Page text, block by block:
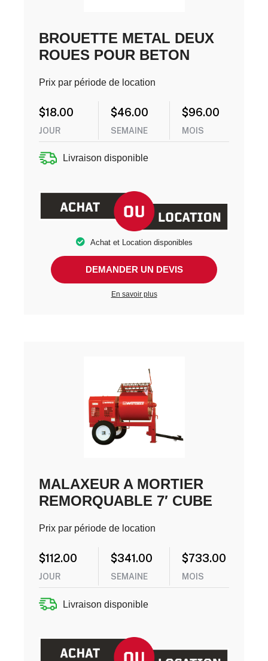
BROUETTE METAL DEUX
ROUES POUR BETON
Prix par période de location
$18.00
JOUR
$46.00
SEMAINE
$96.00
MOIS
Livraison disponible
Achat et Location disponibles
DEMANDER UN DEVIS
En savoir plus
MALAXEUR A MORTIER
REMORQUABLE 7′ CUBE
Prix par période de location
$112.00
JOUR
$341.00
SEMAINE
$733.00
MOIS
Livraison disponible